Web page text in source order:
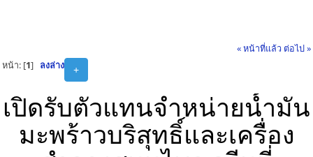
« หน้าที่แล้ว ต่อไป »
+
หน้า: [1] ลงล่าง
เปิดรับตัวแทนจำหน่ายน้ำมัน
มะพร้าวบริสุทธิ์และเครื่อง